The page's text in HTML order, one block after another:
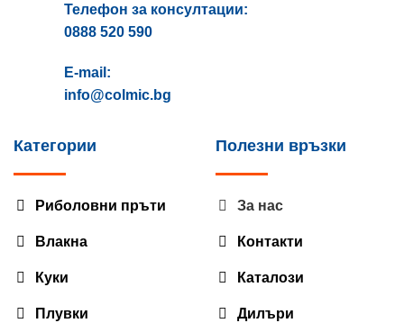
Телефон за консултации:
0888 520 590
E-mail:
info@colmic.bg
Категории
Риболовни пръти
Влакна
Куки
Плувки
Полезни връзки
За нас
Контакти
Каталози
Дилъри